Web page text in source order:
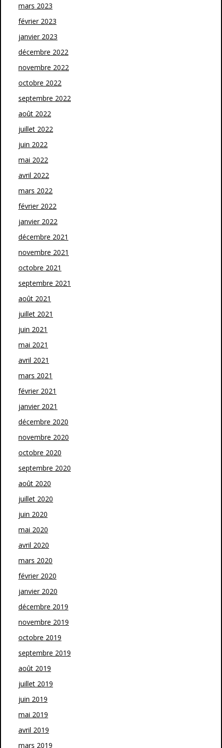
mars 2023
février 2023
janvier 2023
décembre 2022
novembre 2022
octobre 2022
septembre 2022
août 2022
juillet 2022
juin 2022
mai 2022
avril 2022
mars 2022
février 2022
janvier 2022
décembre 2021
novembre 2021
octobre 2021
septembre 2021
août 2021
juillet 2021
juin 2021
mai 2021
avril 2021
mars 2021
février 2021
janvier 2021
décembre 2020
novembre 2020
octobre 2020
septembre 2020
août 2020
juillet 2020
juin 2020
mai 2020
avril 2020
mars 2020
février 2020
janvier 2020
décembre 2019
novembre 2019
octobre 2019
septembre 2019
août 2019
juillet 2019
juin 2019
mai 2019
avril 2019
mars 2019